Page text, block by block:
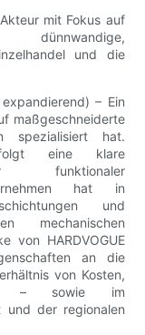
mit Fokus auf
dünnwandige,
und die
– Ein
maßgeschneiderte
spezialisiert hat.
eine klare
funktionaler
hat in
und
mechanischen
von HARDVOGUE
an die
von Kosten,
– sowie im
und der regionalen